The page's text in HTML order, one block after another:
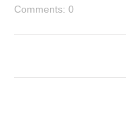
Comments: 0